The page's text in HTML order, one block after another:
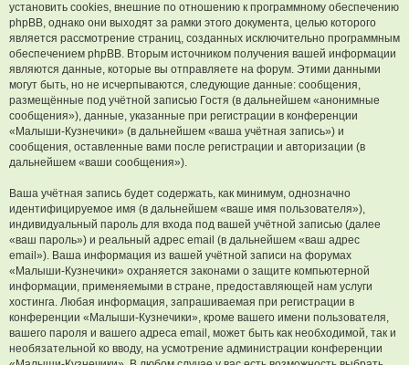
установить cookies, внешние по отношению к программному обеспечению
phpBB, однако они выходят за рамки этого документа, целью которого
является рассмотрение страниц, созданных исключительно программным
обеспечением phpBB. Вторым источником получения вашей информации
являются данные, которые вы отправляете на форум. Этими данными
могут быть, но не исчерпываются, следующие данные: сообщения,
размещённые под учётной записью Гостя (в дальнейшем «анонимные
сообщения»), данные, указанные при регистрации в конференции
«Малыши-Кузнечики» (в дальнейшем «ваша учётная запись») и
сообщения, оставленные вами после регистрации и авторизации (в
дальнейшем «ваши сообщения»).
Ваша учётная запись будет содержать, как минимум, однозначно
идентифицируемое имя (в дальнейшем «ваше имя пользователя»),
индивидуальный пароль для входа под вашей учётной записью (далее
«ваш пароль») и реальный адрес email (в дальнейшем «ваш адрес
email»). Ваша информация из вашей учётной записи на форумах
«Малыши-Кузнечики» охраняется законами о защите компьютерной
информации, применяемыми в стране, предоставляющей нам услуги
хостинга. Любая информация, запрашиваемая при регистрации в
конференции «Малыши-Кузнечики», кроме вашего имени пользователя,
вашего пароля и вашего адреса email, может быть как необходимой, так и
необязательной ко вводу, на усмотрение администрации конференции